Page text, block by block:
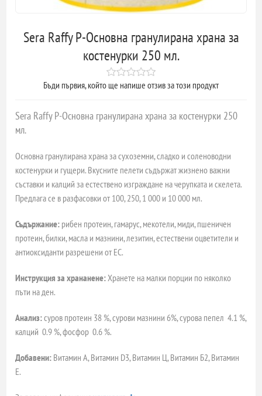
Sera Raffy P-Основна гранулирана храна за
костенурки 250 мл.
Бъди първия, който ще напише отзив за този продукт
Sera Raffy P-Основна гранулирана храна за костенурки 250
мл.
Основна гранулирана храна за сухоземни, сладко и соленоводни
костенурки и гущери. Вкусните пелети съдържат жизнено важни
съставки и калций за естествено изграждане на черупката и скелета.
Предлага се в разфасовки от 100, 250, 1 000 и 10 000 мл.
Съдържание: рибен протеин, гамарус, мекотели, миди, пшеничен
протеин, билки, масла и мазнини, лезитин, естествени оцветители и
антиоксиданти разрешени от ЕС.
Инструкция за хрананене: Хранете на малки порции по няколко
пъти на ден.
Анализ:суров протеин 38 %, сурови мазнини 6%, сурова пепел 4.1 %,
калций 0.9 %, фосфор 0.6 %.
Добавени: Витамин А, Витамин D3, Витамин Ц, Витамин Б2, Витамин
Е.